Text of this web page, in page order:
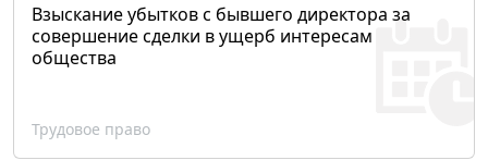
Взыскание убытков с бывшего директора за
совершение сделки в ущерб интересам
общества
Трудовое право